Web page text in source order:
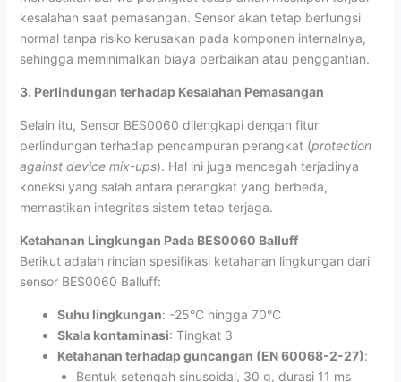
kesalahan saat pemasangan. Sensor akan tetap berfungsi
normal tanpa risiko kerusakan pada komponen internalnya,
sehingga meminimalkan biaya perbaikan atau penggantian.
3. Perlindungan terhadap Kesalahan Pemasangan
Selain itu, Sensor BES0060 dilengkapi dengan fitur
perlindungan terhadap pencampuran perangkat (protection
against device mix-ups). Hal ini juga mencegah terjadinya
koneksi yang salah antara perangkat yang berbeda,
memastikan integritas sistem tetap terjaga.
Ketahanan Lingkungan Pada BES0060 Balluff
Berikut adalah rincian spesifikasi ketahanan lingkungan dari
sensor BES0060 Balluff:
Suhu lingkungan: -25°C hingga 70°C
Skala kontaminasi: Tingkat 3
Ketahanan terhadap guncangan (EN 60068-2-27):
Bentuk setengah sinusoidal, 30 g, durasi 11 ms